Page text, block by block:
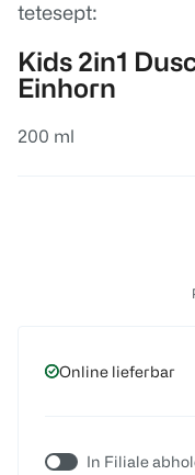
tetesept:
Kids 2in1
Einhorn
200 ml
Online lieferbar
In Filiale